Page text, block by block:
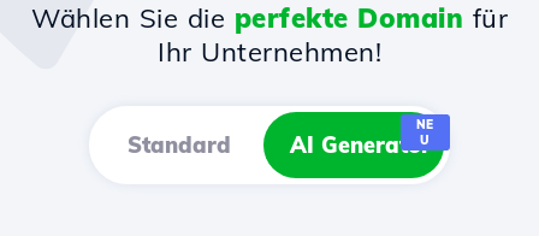
Wählen Sie die perfekte Domain für
Ihr Unternehmen!
Standard AI Generator
NE
U